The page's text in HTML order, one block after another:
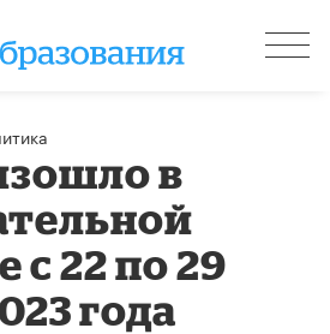
в
с 22 по 29
года